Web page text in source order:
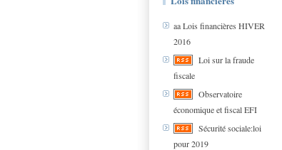
aa Lois financières HIVER
2016
Loi sur la fraude
fiscale
Observatoire
économique et fiscal EFI
Sécurité sociale:loi
pour 2019